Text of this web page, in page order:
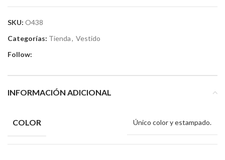
SKU: O438
Categorías: Tienda, Vestido
Follow:
INFORMACIÓN ADICIONAL
COLOR Único color y estampado.